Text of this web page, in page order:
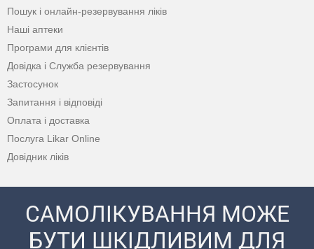
Пошук і онлайн-резервування ліків
Наші аптеки
Програми для клієнтів
Довідка і Служба резервування
Застосунок
Запитання і відповіді
Оплата і доставка
Послуга Likar Online
Довідник ліків
САМОЛІКУВАННЯ МОЖЕ
БУТИ ШКІДЛИВИМ ДЛЯ